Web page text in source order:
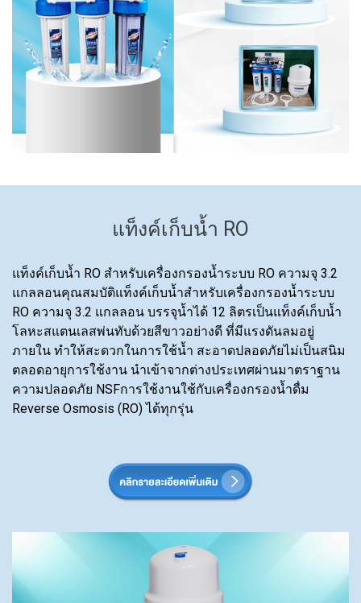
แท็งค์เก็บน้ำ RO
แท็งค์เก็บน้ำ RO สำหรับเครื่องกรองน้ำระบบ RO ความจุ 3.2
แกลลอนคุณสมบัติแท็งค์เก็บน้ำสำหรับเครื่องกรองน้ำระบบ
RO ความจุ 3.2 แกลลอน บรรจุน้ำได้ 12 ลิตรเป็นแท็งค์เก็บน้ำ
โลหะสแตนเลสพ่นทับด้วยสีขาวอย่างดี ที่มีแรงดันลมอยู่
ภายใน ทำให้สะดวกในการใช้น้ำ สะอาดปลอดภัยไม่เป็นสนิม
ตลอดอายุการใช้งาน นำเข้าจากต่างประเทศผ่านมาตราฐาน
ความปลอดภัย NSFการใช้งานใช้กับเครื่องกรองน้ำดื่ม
Reverse Osmosis (RO) ได้ทุกรุ่น